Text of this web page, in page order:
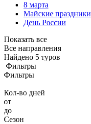
8 марта
Майские праздники
День России
Показать все
Все направления
Найдено 5 туров
Фильтры
Фильтры
Кол-во дней
от
до
Сезон